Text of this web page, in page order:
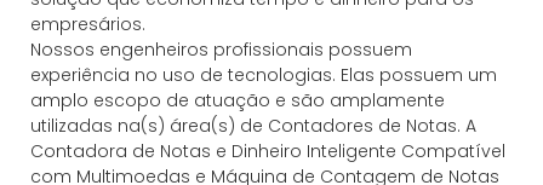
empresários.
Nossos engenheiros profissionais possuem
experiência no uso de tecnologias. Elas possuem um
amplo escopo de atuação e são amplamente
utilizadas na(s) área(s) de Contadores de Notas. A
Contadora de Notas e Dinheiro Inteligente Compatível
com Multimoedas e Máquina de Contagem de Notas